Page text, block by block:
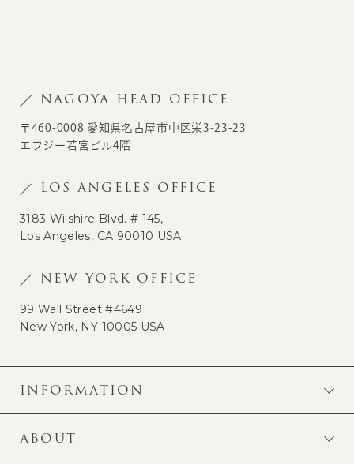
NAGOYA HEAD OFFICE
〒460-0008 愛知県名古屋市中区栄3-23-23
エフジー若宮ビル4階
LOS ANGELES OFFICE
3183 Wilshire Blvd. # 145,
Los Angeles, CA 90010 USA
NEW YORK OFFICE
99 Wall Street #4649
New York, NY 10005 USA
INFORMATION
ABOUT